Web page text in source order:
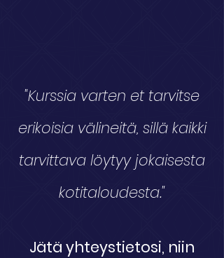
"Kurssia varten et tarvitse
erikoisia välineitä, sillä kaikki
tarvittava löytyy jokaisesta
kotitaloudesta."
Jätä yhteystietosi, niin